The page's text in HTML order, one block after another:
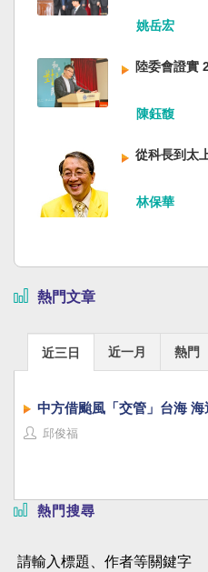
姚岳宏
陸委會證實
陳鈺馥
從科長到太
林保華
熱門文章
近三日 近一月 熱門
中方借颱風「交管」台海
邱俊福
熱門搜尋
請輸入標題、作者等關鍵字